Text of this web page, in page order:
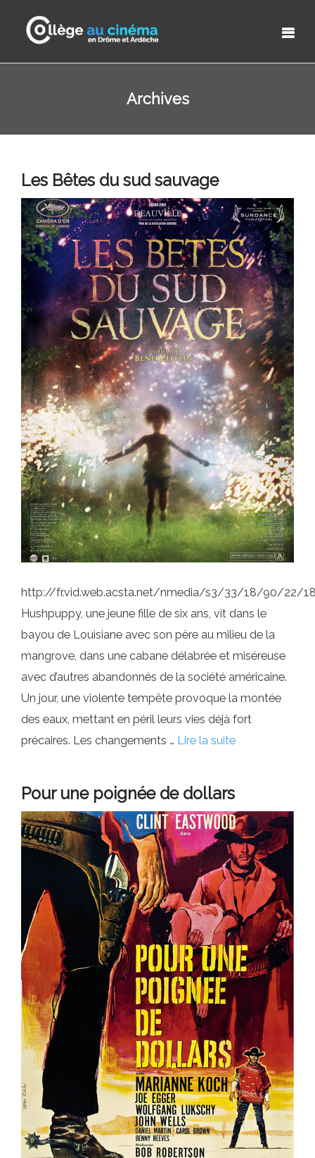
Archives
Les Bêtes du sud sauvage
http://fr.vid.web.acsta.net/nmedia/s3/33/18/90/22/
Hushpuppy, une jeune fille de six ans, vit dans le
bayou de Louisiane avec son père au milieu de la
mangrove, dans une cabane délabrée et miséreuse
avec d’autres abandonnés de la société américaine.
Un jour, une violente tempête provoque la montée
des eaux, mettant en péril leurs vies déjà fort
précaires. Les changements … Lire la suite
Pour une poignée de dollars